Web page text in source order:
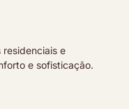
e
e sofisticação.